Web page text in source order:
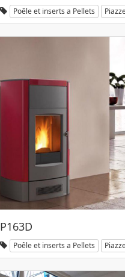
Poêle et inserts a Pellets
P163D
Poêle et inserts a Pellets